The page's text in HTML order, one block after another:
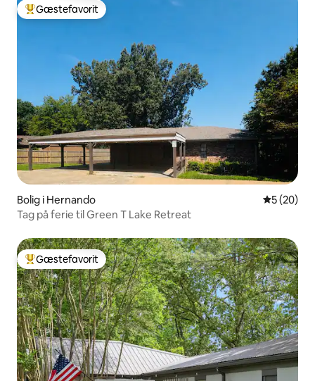
Bedste gæstefavorit
Gæstefavorit
Bolig i Hernando 5 ud af 5 i
5 (20)
Tag på ferie til Green T Lake Retreat
Bedste gæstefavorit
Gæstefavorit